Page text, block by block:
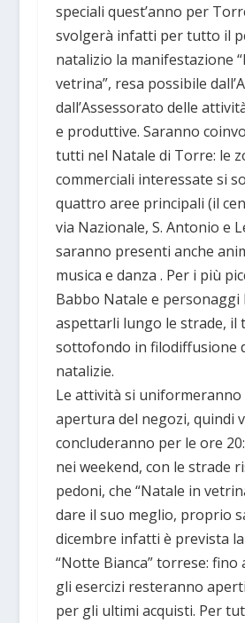
speciali quest’anno per
svolgerà infatti per tutto il
natalizio la manifestazione
vetrina”, resa possibile
dall’Assessorato delle
e produttive. Saranno
tutti nel Natale di Torre: le
commerciali interessate si
quattro aree principali (il
via Nazionale, S. Antonio e
saranno presenti anche
musica e danza . Per i più
Babbo Natale e personaggi
aspettarli lungo le strade, il
sottofondo in filodiffusione
natalizie.
Le attività si uniformeranno
apertura del negozi, quindi
concluderanno per le ore
nei weekend, con le strade
pedoni, che “Natale in
dare il suo meglio, proprio
dicembre infatti è prevista
“Notte Bianca” torrese: fino
gli esercizi resteranno
per gli ultimi acquisti. Per